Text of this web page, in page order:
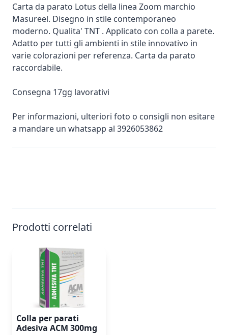
Carta da parato Lotus della linea Zoom marchio
Masureel. Disegno in stile contemporaneo
moderno. Qualita' TNT . Applicato con colla a parete.
Adatto per tutti gli ambienti in stile innovativo in
varie colorazioni per referenza. Carta da parato
raccordabile.
Consegna 17gg lavorativi
Per informazioni, ulteriori foto o consigli non esitare
a mandare un whatsapp al 3926053862
Prodotti correlati
Colla per parati
Adesiva ACM 300mg